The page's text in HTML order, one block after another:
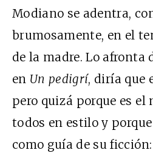
Modiano se adentra,
brumosamente, en el
de la madre. Lo afronta
en Un pedigrí, diría que
pero quizá porque es el
todos en estilo y
como guía de su